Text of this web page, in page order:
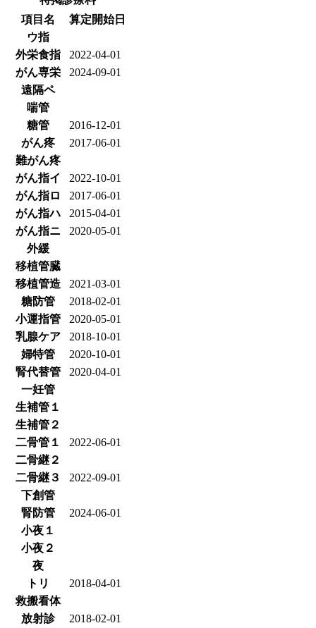
項目名
算定開始日
ウ指
外栄食指
2022-04-01
がん専栄
2024-09-01
遠隔ペ
喘管
糖管
2016-12-01
がん疼
2017-06-01
難がん疼
がん指イ
2022-10-01
がん指ロ
2017-06-01
がん指ハ
2015-04-01
がん指ニ
2020-05-01
外緩
移植管臓
移植管造
2021-03-01
糖防管
2018-02-01
小運指管
2020-05-01
乳腺ケア
2018-10-01
婦特管
2020-10-01
腎代替管
2020-04-01
一妊管
生補管１
生補管２
二骨管１
2022-06-01
二骨継２
二骨継３
2022-09-01
下創管
腎防管
2024-06-01
小夜１
小夜２
夜
トリ
2018-04-01
救搬看体
放射診
2018-02-01